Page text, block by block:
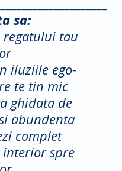
sa:
regatului tau
iluziile ego-
te tin mic
ghidata de
abundenta
complet
spre